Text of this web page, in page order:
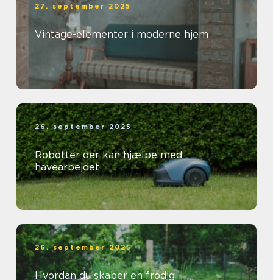
27. september 2025
Vintage-elementer i moderne hjem
26. september 2025
Robotter der kan hjælpe med
havearbejdet
26. september 2025
Hvordan du skaber en frodig